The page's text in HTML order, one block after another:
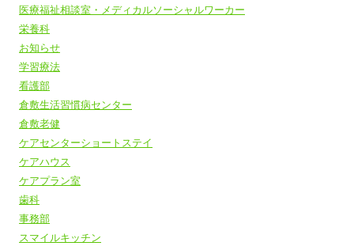
医療福祉相談室・メディカルソーシャルワーカー
栄養科
お知らせ
学習療法
看護部
倉敷生活習慣病センター
倉敷老健
ケアセンターショートステイ
ケアハウス
ケアプラン室
歯科
事務部
スマイルキッチン